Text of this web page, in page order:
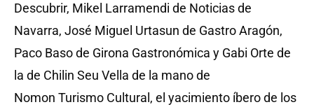
Descubrir, Mikel Larramendi de Noticias de
Navarra, José Miguel Urtasun de Gastro Aragón,
Paco Baso de Girona Gastronómica y Gabi Orte de
la de Chilin Seu Vella de la mano de
Nomon Turismo Cultural, el yacimiento íbero de los